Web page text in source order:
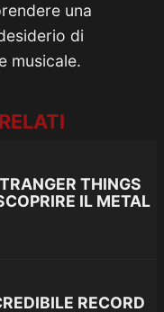
una
di
musicale.
THINGS
IL METAL
RECORD